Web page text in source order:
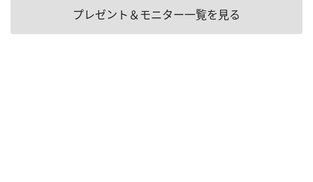
プレゼント＆モニター一覧を見る